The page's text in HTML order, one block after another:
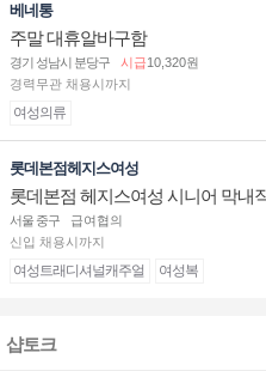
베네통
주말 대휴알바구함
경기 성남시 분당구 시급10,320원
경력무관 채용시까지
여성의류
롯데본점헤지스여성
롯데본점 헤지스여성 시니어 막내
서울 중구
급여협의
신입 채용시까지
여성트래디셔널캐주얼 여성복
샵토크